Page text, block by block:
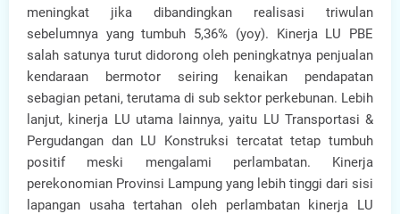
meningkat jika dibandingkan realisasi triwulan
sebelumnya yang tumbuh 5,36% (yoy). Kinerja LU PBE
salah satunya turut didorong oleh peningkatnya penjualan
kendaraan bermotor seiring kenaikan pendapatan
sebagian petani, terutama di sub sektor perkebunan. Lebih
lanjut, kinerja LU utama lainnya, yaitu LU Transportasi &
Pergudangan dan LU Konstruksi tercatat tetap tumbuh
positif meski mengalami perlambatan. Kinerja
perekonomian Provinsi Lampung yang lebih tinggi dari sisi
lapangan usaha tertahan oleh perlambatan kinerja LU